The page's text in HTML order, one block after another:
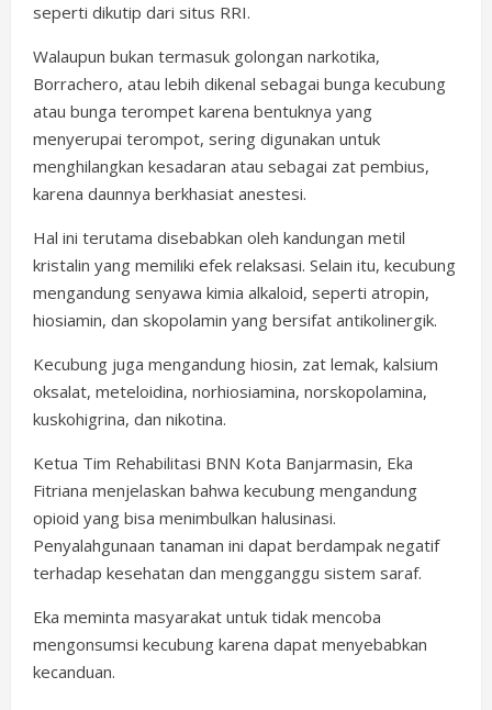
seperti dikutip dari situs RRI.
Walaupun bukan termasuk golongan narkotika,
Borrachero, atau lebih dikenal sebagai bunga kecubung
atau bunga terompet karena bentuknya yang
menyerupai terompot, sering digunakan untuk
menghilangkan kesadaran atau sebagai zat pembius,
karena daunnya berkhasiat anestesi.
Hal ini terutama disebabkan oleh kandungan metil
kristalin yang memiliki efek relaksasi. Selain itu, kecubung
mengandung senyawa kimia alkaloid, seperti atropin,
hiosiamin, dan skopolamin yang bersifat antikolinergik.
Kecubung juga mengandung hiosin, zat lemak, kalsium
oksalat, meteloidina, norhiosiamina, norskopolamina,
kuskohigrina, dan nikotina.
Ketua Tim Rehabilitasi BNN Kota Banjarmasin, Eka
Fitriana menjelaskan bahwa kecubung mengandung
opioid yang bisa menimbulkan halusinasi.
Penyalahgunaan tanaman ini dapat berdampak negatif
terhadap kesehatan dan mengganggu sistem saraf.
Eka meminta masyarakat untuk tidak mencoba
mengonsumsi kecubung karena dapat menyebabkan
kecanduan.